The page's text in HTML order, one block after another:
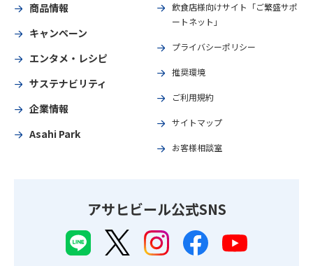
商品情報
キャンペーン
エンタメ・レシピ
サステナビリティ
企業情報
Asahi Park
飲食店様向けサイト「ご繁盛サポ
ートネット」
プライバシーポリシー
推奨環境
ご利用規約
サイトマップ
お客様相談室
アサヒビール公式SNS